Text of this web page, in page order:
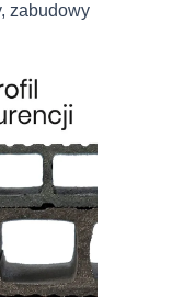
zabudowy